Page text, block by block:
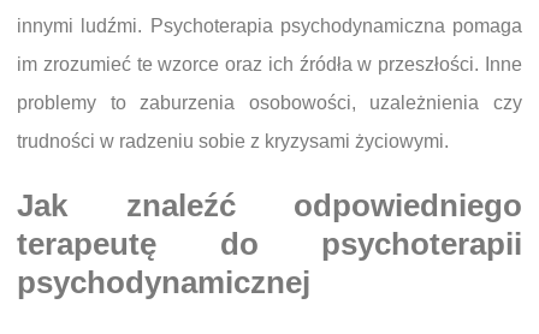
innymi ludźmi. Psychoterapia psychodynamiczna pomaga
im zrozumieć te wzorce oraz ich źródła w przeszłości. Inne
problemy to zaburzenia osobowości, uzależnienia czy
trudności w radzeniu sobie z kryzysami życiowymi.
Jak znaleźć odpowiedniego
terapeutę do psychoterapii
psychodynamicznej